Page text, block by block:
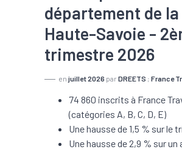
département de la
Haute-Savoie -
trimestre 2026
en juillet 2026 par DREETS ; France
74 860 inscrits à France
(catégories A, B, C, D, E)
Une hausse de 1,5 % sur le
Une hausse de 2,9 % sur un